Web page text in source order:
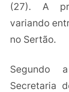
(27). A
variando
no Sertão.
Segundo
Secretaria